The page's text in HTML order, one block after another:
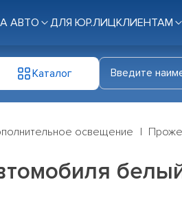
АВТО ДЛЯ ЮР.ЛИЦКЛИЕНТАМ
Каталог
освещение